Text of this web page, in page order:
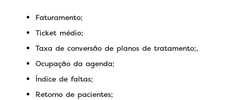
Faturamento;
Ticket médio;
Taxa de conversão de planos de tratamento;,
Ocupação da agenda;
Índice de faltas;
Retorno de pacientes;